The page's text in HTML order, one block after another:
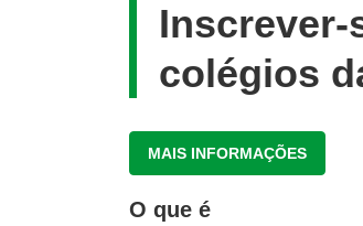
Inscrever-
colégios
MAIS INFORMAÇÕES
O que é